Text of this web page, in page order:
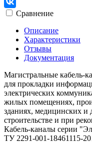
Сравнение
Описание
Характеристики
Отзывы
Документация
Магистральные кабель-
для прокладки
электрических
жилых помещениях,
зданиях, медицинских и
строительстве и при
Кабель-каналы серии
ТУ 2291-001-18461115-